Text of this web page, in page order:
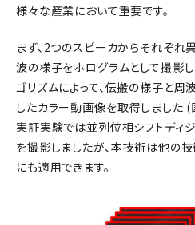
様々な産業において重要です。
まず、2つのスピーカからそれぞ
波の様子をホログラムとして撮影し
ゴリズムによって、伝搬の様子と
したカラー動画像を取得しました (
実証実験では並列位相シフトディ
を撮影しましたが、本技術は他の
にも適用できます。